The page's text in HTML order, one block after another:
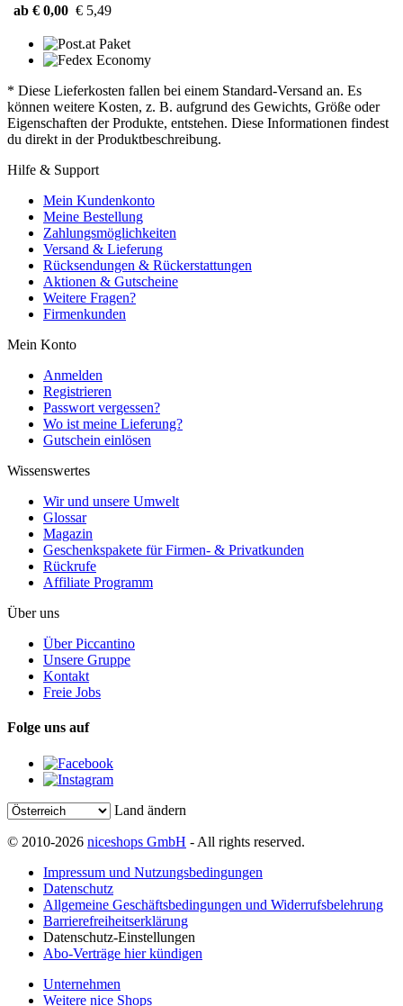
ab € 0,00 € 5,49
* Diese Lieferkosten fallen bei einem Standard-Versand an. Es
können weitere Kosten, z. B. aufgrund des Gewichts, Größe oder
Eigenschaften der Produkte, entstehen. Diese Informationen findest
du direkt in der Produktbeschreibung.
Hilfe & Support
Mein Kundenkonto
Meine Bestellung
Zahlungsmöglichkeiten
Versand & Lieferung
Rücksendungen & Rückerstattungen
Aktionen & Gutscheine
Weitere Fragen?
Firmenkunden
Mein Konto
Anmelden
Registrieren
Passwort vergessen?
Wo ist meine Lieferung?
Gutschein einlösen
Wissenswertes
Wir und unsere Umwelt
Glossar
Magazin
Geschenkspakete für Firmen- & Privatkunden
Rückrufe
Affiliate Programm
Über uns
Über Piccantino
Unsere Gruppe
Kontakt
Freie Jobs
Folge uns auf
Land ändern
© 2010-2026 niceshops GmbH - All rights reserved.
Impressum und Nutzungsbedingungen
Datenschutz
Allgemeine Geschäftsbedingungen und Widerrufsbelehrung
Barrierefreiheitserklärung
Datenschutz-Einstellungen
Abo-Verträge hier kündigen
Unternehmen
Weitere nice Shops